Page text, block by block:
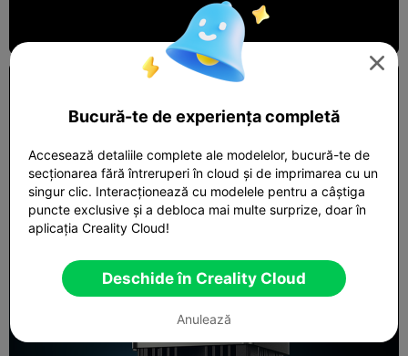

Bucură-te de experiența completă
Accesează detaliile complete ale modelelor, bucură-te de
secționarea fără întreruperi în cloud și de imprimarea cu un
singur clic. Interacționează cu modelele pentru a câștiga
puncte exclusive și a debloca mai multe surprize, doar în
aplicația Creality Cloud!
Deschide în Creality Cloud
Anulează